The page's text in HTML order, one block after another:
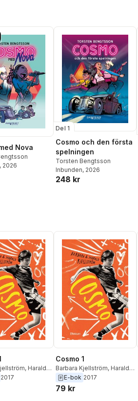
Nova
, 2026
Del 1
Cosmo och den första
spelningen
Torsten Bengtsson
Inbunden, 2026
248 kr
, Harald
2017
Cosmo 1
Barbara Kjellström, Harald
Kjellström
E-bok 2017
79 kr